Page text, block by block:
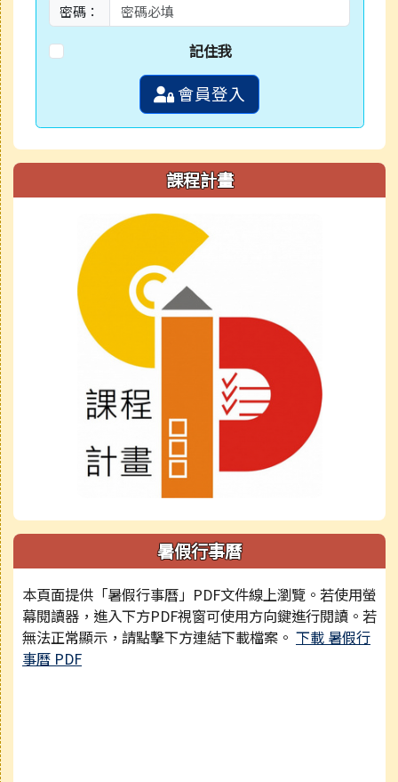
密碼：
記住我
會員登入
課程計畫
暑假行事曆
本頁面提供「暑假行事曆」PDF文件線上瀏覽。若使用螢
幕閱讀器，進入下方PDF視窗可使用方向鍵進行閱讀。若
無法正常顯示，請點擊下方連結下載檔案。 下載 暑假行
事曆 PDF